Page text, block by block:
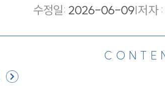
수정일: 2026-06-09|저자 :